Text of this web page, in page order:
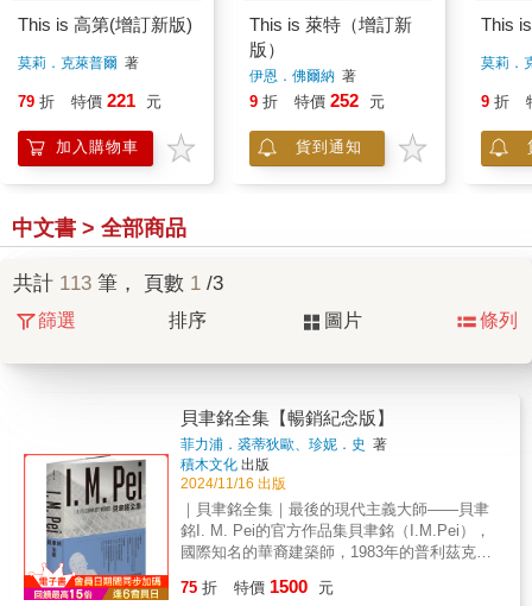
This is 高第(增訂新版)
莫莉．克萊普爾 著
79 折 特價 221 元
加入購物車
This is 萊特（增訂新
版）
伊恩．佛爾納 著
9 折 特價 252 元
貨到通知
This
莫莉．
9 折
中文書 > 全部商品
共計 113 筆， 頁數 1 /3
篩選 排序 圖片 條列
貝聿銘全集【暢銷紀念版】
菲力浦．裘蒂狄歐、珍妮．史 著
積木文化 出版
2024/11/16 出版
｜貝聿銘全集｜最後的現代主義大師——貝聿
銘I. M. Pei的官方作品集貝聿銘（I.M.Pei），
國際知名的華裔建築師，1983年的普利茲克獎
102歲。在超過60年的建築生涯中，他創作了眾
75 折 特價 1500 元